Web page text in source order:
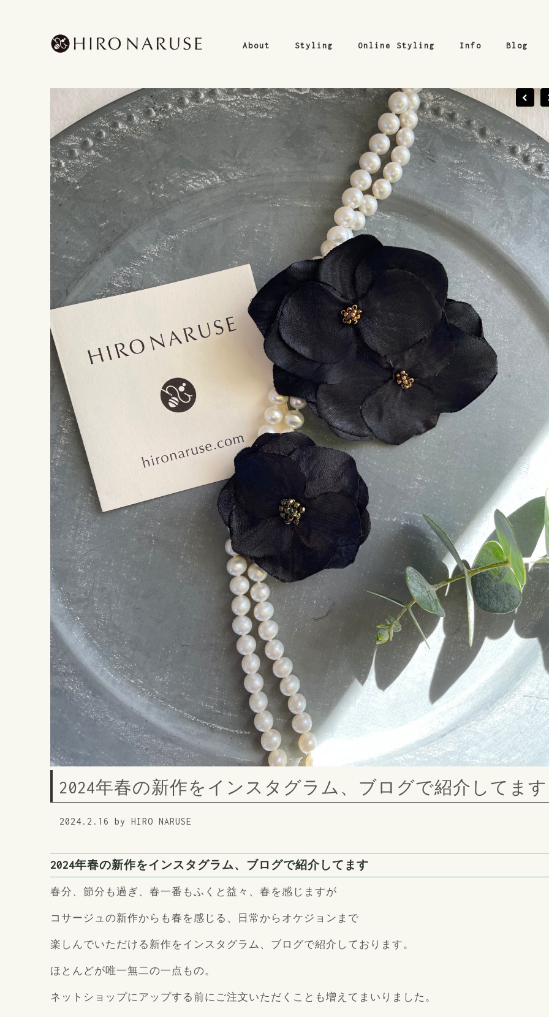
About Styling Online Styling Info Blog
2024年春の新作をインスタグラム、ブログで紹介してます
2024.2.16 by HIRO NARUSE
2024年春の新作をインスタグラム、ブログで紹介してます
春分、節分も過ぎ、春一番もふくと益々、春を感じますが
コサージュの新作からも春を感じる、日常からオケジョンまで
楽しんでいただける新作をインスタグラム、ブログで紹介しております。
ほとんどが唯一無二の一点もの。
ネットショップにアップする前にご注文いただくことも増えてまいりました。